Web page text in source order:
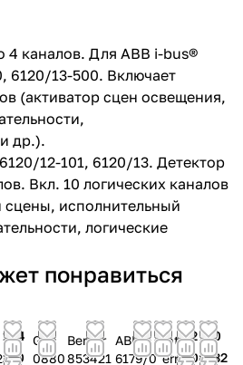
4 каналов. Для ABB i-bus®
6120/13-500. Включает
(активатор сцен освещения,
др.).
12-101, 6120/13. Детектор
Вкл. 10 логических каналов
сцены, исполнительный
логические
понравиться
104
210
Gira
0880
Berker
853421
ABB
6179/0
Int
err
32
208
20
332